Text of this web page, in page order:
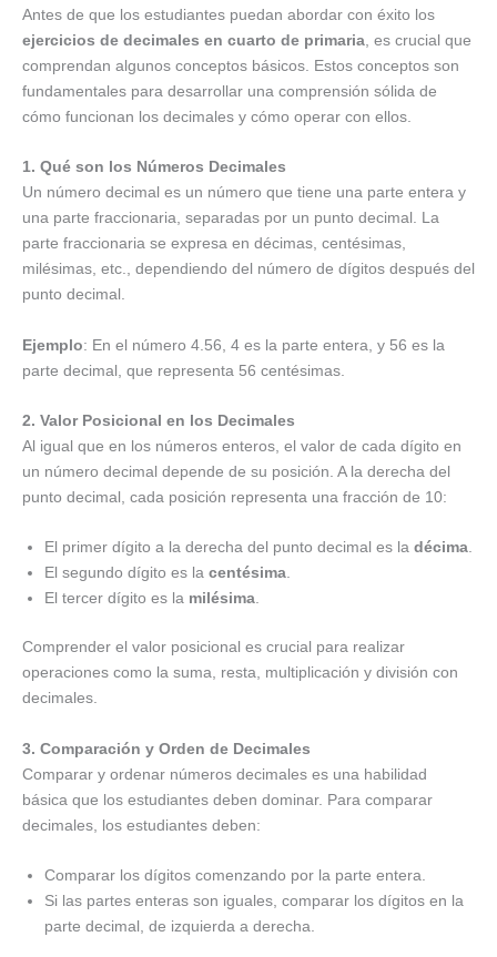
Antes de que los estudiantes puedan abordar con éxito los
ejercicios de decimales en cuarto de primaria , es crucial que
comprendan algunos conceptos básicos. Estos conceptos son
fundamentales para desarrollar una comprensión sólida de
cómo funcionan los decimales y cómo operar con ellos.
1. Qué son los Números Decimales
Un número decimal es un número que tiene una parte entera y
una parte fraccionaria, separadas por un punto decimal. La
parte fraccionaria se expresa en décimas, centésimas,
milésimas, etc., dependiendo del número de dígitos después del
punto decimal.
Ejemplo: En el número 4.56, 4 es la parte entera, y 56 es la
parte decimal, que representa 56 centésimas.
2. Valor Posicional en los Decimales
Al igual que en los números enteros, el valor de cada dígito en
un número decimal depende de su posición. A la derecha del
punto decimal, cada posición representa una fracción de 10:
El primer dígito a la derecha del punto decimal es la décima.
El segundo dígito es la centésima.
El tercer dígito es la milésima.
Comprender el valor posicional es crucial para realizar
operaciones como la suma, resta, multiplicación y división con
decimales.
3. Comparación y Orden de Decimales
Comparar y ordenar números decimales es una habilidad
básica que los estudiantes deben dominar. Para comparar
decimales, los estudiantes deben:
Comparar los dígitos comenzando por la parte entera.
Si las partes enteras son iguales, comparar los dígitos en la
parte decimal, de izquierda a derecha.